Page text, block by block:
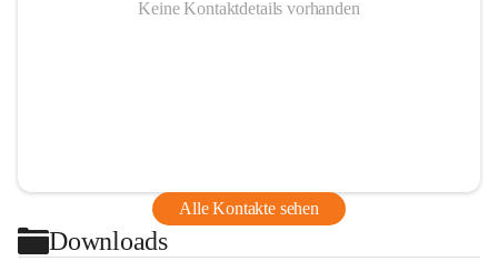
Keine Kontaktdetails vorhanden
Alle Kontakte sehen
Downloads